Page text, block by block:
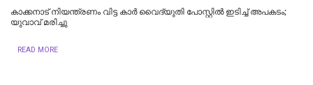
കാക്കനാട് നിയന്ത്രണം വിട്ട കാര്‍ വൈദ്യുതി പോസ്റ്റില്‍ ഇടിച്ച് അപകടം;
യുവാവ് മരിച്ചു
READ MORE